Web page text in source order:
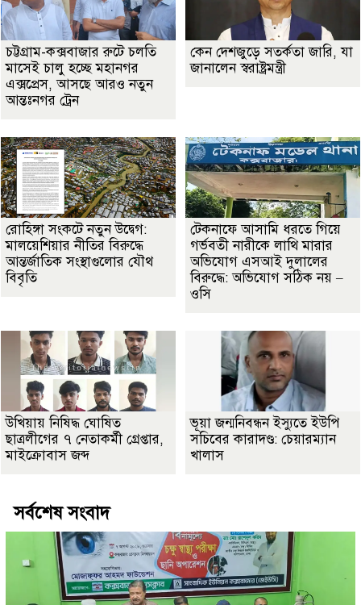
চট্টগ্রাম-কক্সবাজার রুটে চলতি
মাসেই চালু হচ্ছে মহানগর
এক্সপ্রেস, আসছে আরও নতুন
আন্তঃনগর ট্রেন
কেন দেশজুড়ে সতর্কতা জারি, যা
জানালেন স্বরাষ্ট্রমন্ত্রী
রোহিঙ্গা সংকটে নতুন উদ্বেগ:
মালয়েশিয়ার নীতির বিরুদ্ধে
আন্তর্জাতিক সংস্থাগুলোর যৌথ
বিবৃতি
টেকনাফে আসামি ধরতে গিয়ে
গর্ভবতী নারীকে লাথি মারার
অভিযোগ এসআই দুলালের
বিরুদ্ধে: অভিযোগ সঠিক নয় –
ওসি
উখিয়ায় নিষিদ্ধ ঘোষিত
ছাত্রলীগের ৭ নেতাকর্মী গ্রেপ্তার,
মাইক্রোবাস জব্দ
ভূয়া জন্মনিবন্ধন ইস্যুতে ইউপি
সচিবের কারাদণ্ড: চেয়ারম্যান
খালাস
সর্বশেষ সংবাদ